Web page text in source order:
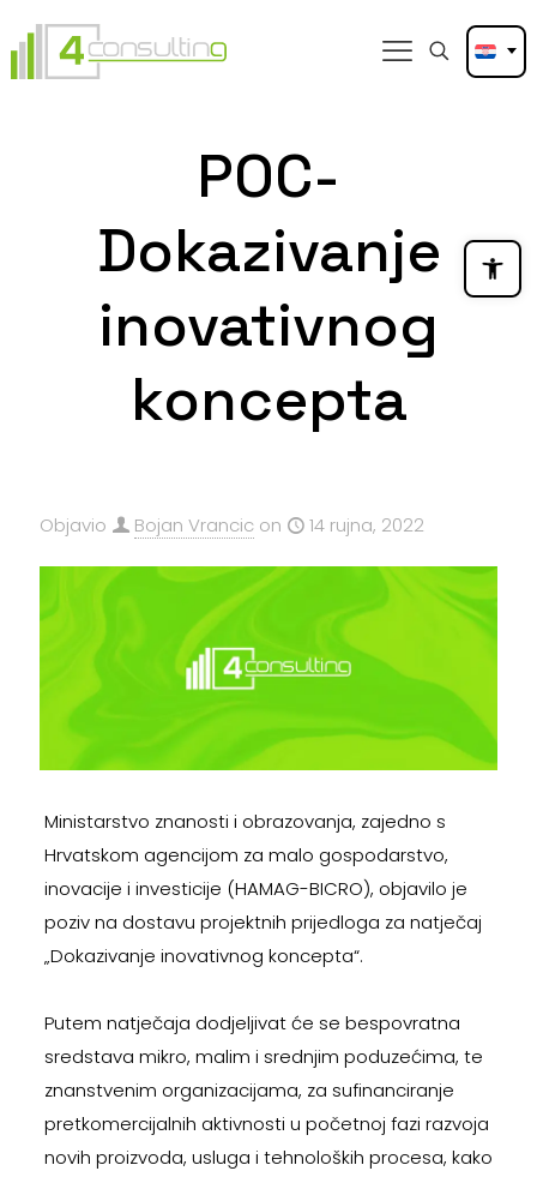
POC-
Dokazivanje
inovativnog
koncepta
Objavio Bojan Vrancic on 14 rujna, 2022
Ministarstvo znanosti i obrazovanja, zajedno s
Hrvatskom agencijom za malo gospodarstvo,
inovacije i investicije (HAMAG-BICRO), objavilo je
poziv na dostavu projektnih prijedloga za natječaj
„Dokazivanje inovativnog koncepta“.
Putem natječaja dodjeljivat će se bespovratna
sredstava mikro, malim i srednjim poduzećima, te
znanstvenim organizacijama, za sufinanciranje
pretkomercijalnih aktivnosti u početnoj fazi razvoja
novih proizvoda, usluga i tehnoloških procesa, kako